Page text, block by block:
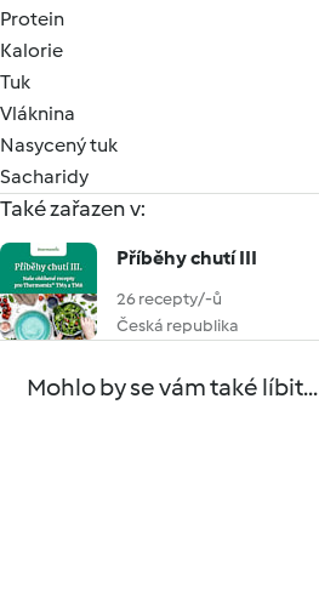
Protein
Kalorie
Tuk
Vláknina
Nasycený tuk
Sacharidy
Také zařazen v:
Příběhy chutí III
26 recepty/-ů
Česká republika
Mohlo by se vám také líbit...